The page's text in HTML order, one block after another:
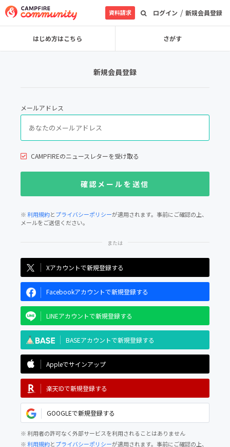
ログイン / 新規会員登録
資料請求
はじめ方はこちら さがす
新規会員登録
メールアドレス
CAMPFIREのニュースレターを受け取る
※利用規約とプライバシーポリシーが適用されます。事前にご確認の上、
メールをご送信ください。
Xアカウントで新規登録する
Facebookアカウントで新規登録する
LINEアカウントで新規登録する
BASEアカウントで新規登録する
Appleでサインアップ
楽天IDで新規登録する
GOOGLEで新規登録する
※ 利用者の許可なく外部サービスを利用されることはありません
※利用規約とプライバシーポリシーが適用されます。事前にご確認の上、